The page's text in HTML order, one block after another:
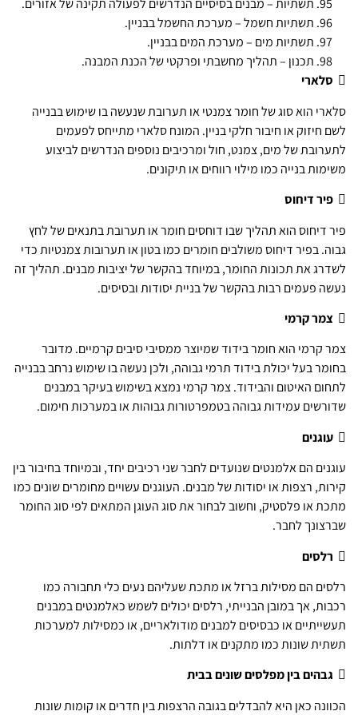
תשתיות – מבנים בסיסיים הנדרשים לפעולה תקינה של אזורים.
תשתיות חשמל – מערכת החשמל בבניין.
תשתיות מים – מערכת המים בבניין.
תכנון – תהליך מחשבתי ופרקטי של הכנת המבנה.
 סלארי
סלארי הוא סוג של חומר צמנטי או תערובת שנעשה בו שימוש בבנייה
לשם חיזוק או חיבור חלקי בניין. המונח סלארי מתייחס לפעמים
לתערובת של מים, צמנט, חול ומרכיבים נוספים הנדרשים לביצוע
משימות בנייה כמו מילוי רווחים או תיקונים.
 פיר דיחוס
פיר דיחוס הוא תהליך שבו דוחסים חומר או תערובת בתנאים של לחץ
גבוה. בפיר דיחוס משולבים חומרים כמו בטון או תערובות צמנטיות כדי
לשדרג את תכונות החומר, במיוחד בהקשר של יציבות מבנים. תהליך זה
נעשה פעמים רבות בהקשר של בניית יסודות ובסיסים.
 צמר קרמי
צמר קרמי הוא חומר בידוד שמיוצר ממסיבי סיבים קרמיים. מדובר
בחומר בעל יכולת בידוד תרמי גבוהה, ולכן נעשה בו שימוש נרחב בבנייה
לתחום האיטום והבידוד. צמר קרמי נמצא בשימוש בעיקר במבנים
שדורשים עמידות גבוהה בטמפרטורות גבוהות או במערכות חימום.
 עוגנים
עוגנים הם אלמנטים שנועדים לחבר שני רכיבים יחד, ובמיוחד בחיבור בין
קירות, רצפות או יסודות של מבנים. העוגנים עשויים מחומרים שונים כמו
מתכת או פלסטיק, וחשוב לבחור את סוג העוגן המתאים לפי סוג החומר
שברצונך לחבר.
 רלסים
רלסים הם מסילות ברזל או מתכת שעליהם נעים כלי תחבורה כמו
רכבות, אך במובן הבנייתי, רלסים יכולים לשמש כאלמנטים במבנים
תעשייתיים או כבסיסים למבנים מודולאריים, או כמסילות למערכות
תשתית שונות כמו מתקנים או דלתות.
 גבהים בין מפלסים שונים בבית
הכוונה כאן היא להבדלים בגובה הרצפות בין חדרים או קומות שונות